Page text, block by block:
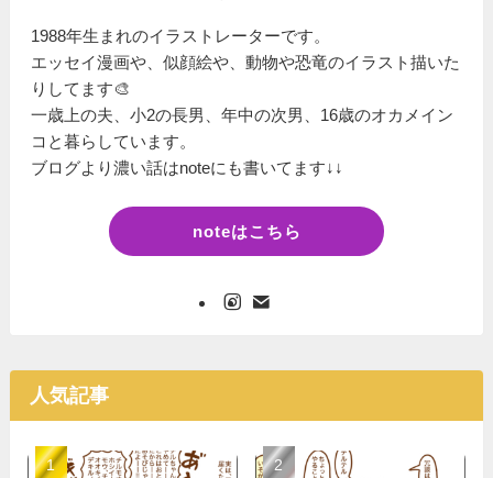
1988年生まれのイラストレーターです。
エッセイ漫画や、似顔絵や、動物や恐竜のイラスト描いた
りしてます🎨
一歳上の夫、小2の長男、年中の次男、16歳のオカメイン
コと暮らしています。
ブログより濃い話はnoteにも書いてます↓↓
noteはこちら
人気記事